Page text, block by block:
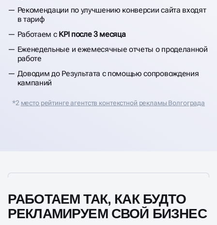
Рекомендации по улучшению конверсии сайта входят
в тариф
Работаем с KPI после 3 месяца
Еженедельные и ежемесячные отчеты о проделанной
работе
Доводим до Результата с помощью сопровождения
кампаний
*2 место рейтинге агентств контекстной рекламы Волгограда
РАБОТАЕМ ТАК, КАК БУДТО
РЕКЛАМИРУЕМ СВОЙ БИЗНЕС